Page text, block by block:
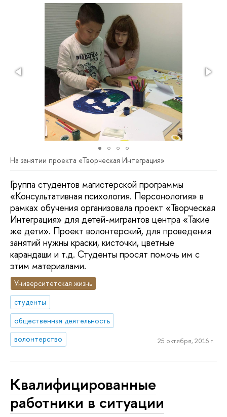
На занятии проекта «Творческая Интеграция»
Группа студентов магистерской программы
«Консультативная психология. Персонология» в
рамках обучения организовала проект «Творческая
Интеграция» для детей-мигрантов центра «Такие
же дети». Проект волонтерский, для проведения
занятий нужны краски, кисточки, цветные
карандаши и т.д. Студенты просят помочь им с
этим материалами.
Университетская жизнь
студенты
общественная деятельность
волонтерство
25 октября, 2016 г.
Квалифицированные
работники в ситуации